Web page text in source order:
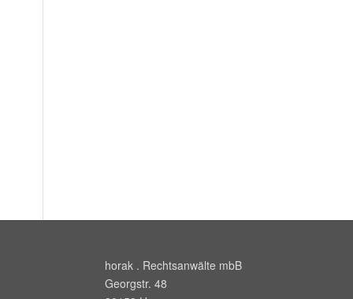
horak . Rechtsanwälte mbB
Georgstr. 48